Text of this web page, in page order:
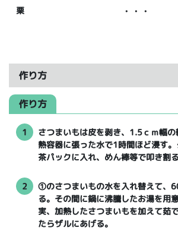
栗
・・・
作り方
作り方
1
さつまいもは皮を剥き、1.5ｃｍ幅
熱容器に張った水で1時間ほど浸す
茶パックに入れ、めん棒等で叩き割る
2
①のさつまいもの水を入れ替えて、
る。その間に鍋に沸騰したお湯を用
実、加熱したさつまいもを加えて茹
たらザルにあげる。